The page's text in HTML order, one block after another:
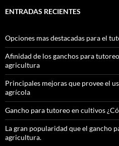
ENTRADAS RECIENTES
Opciones mas destacadas para el
Afinidad de los ganchos para
agricultura
Principales mejoras que provee el
agrícola
Gancho para tutoreo en cultivos
La gran popularidad que el gancho
agricultura.